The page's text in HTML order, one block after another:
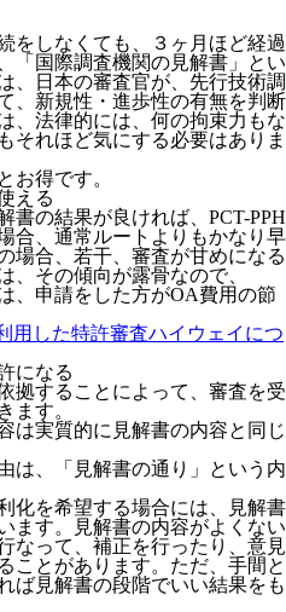
をしなくても、３ヶ月ほど経過
「国際調査機関の見解書」とい
、日本の審査官が、先行技術調
、新規性・進歩性の有無を判断
、法律的には、何の拘束力もな
それほど気にする必要はありま
お得です。
える
書の結果が良ければ、PCT-PPH
合、通常ルートよりもかなり早
場合、若干、審査が甘めになる
、その傾向が露骨なので、
、申請をした方がOA費用の節
用した特許審査ハイウェイにつ
になる
拠することによって、審査を受
ます。
は実質的に見解書の内容と同じ
は、「見解書の通り」という内
化を希望する場合には、見解書
ます。見解書の内容がよくない
なって、補正を行ったり、意見
ことがあります。ただ、手間と
ば見解書の段階でいい結果をも